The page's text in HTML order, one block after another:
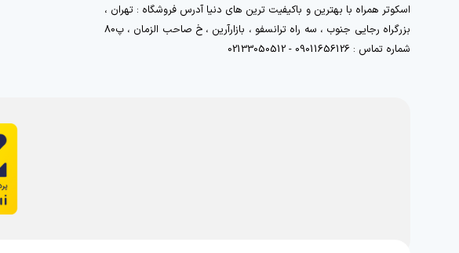
اسکوتر همراه با بهترین و باکیفیت ترین های دنیا آدرس فروشگاه : تهران ،
بزرگراه رجایی جنوب ، سه راه ترانسفو ، بازارآرین ، خ صاحب الزمان ، پ80
شماره تماس : 09011656126 - 02133050512